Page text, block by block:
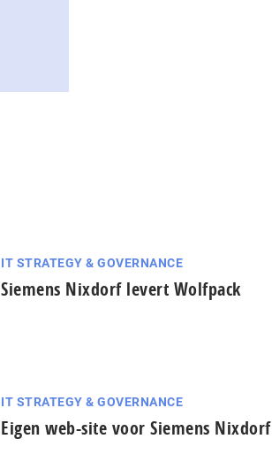
IT STRATEGY & GOVERNANCE
Siemens Nixdorf levert Wolfpack
IT STRATEGY & GOVERNANCE
Eigen web-site voor Siemens Nixdorf